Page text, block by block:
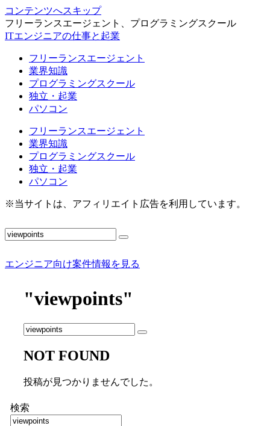
コンテンツへスキップ
フリーランスエージェント、プログラミングスクール
ITエンジニアの仕事と起業
フリーランスエージェント
業界知識
プログラミングスクール
独立・起業
パソコン
フリーランスエージェント
業界知識
プログラミングスクール
独立・起業
パソコン
※当サイトは、アフィリエイト広告を利用しています。
エンジニア向け案件情報を見る
"viewpoints"
NOT FOUND
投稿が見つかりませんでした。
検索